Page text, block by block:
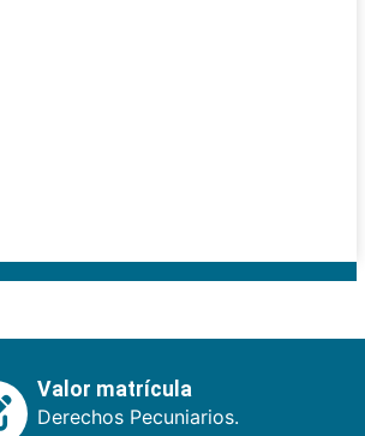
Valor matrícula
Derechos Pecuniarios.